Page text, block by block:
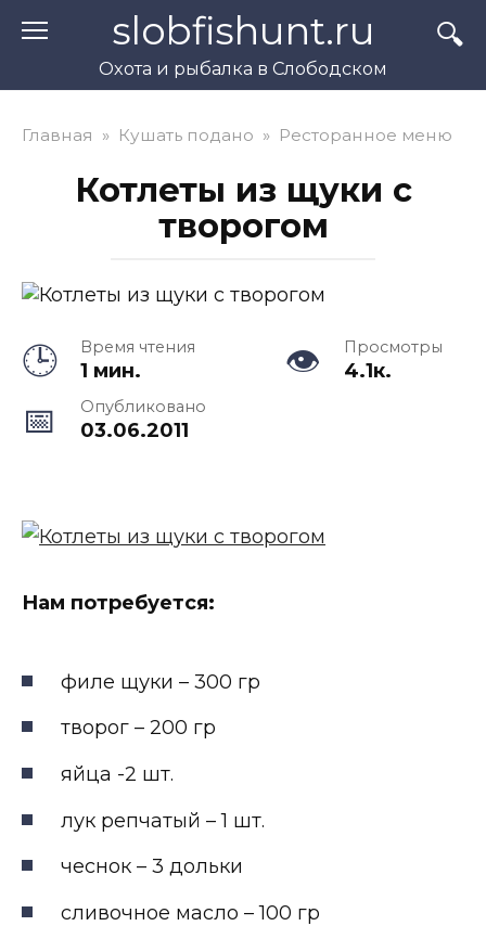
slobfishunt.ru
Охота и рыбалка в Слободском
Главная » Кушать подано » Ресторанное меню
Котлеты из щуки с
творогом
Время чтения
1 мин.
Просмотры
4.1к.
Опубликовано
03.06.2011
Нам потребуется:
филе щуки – 300 гр
творог – 200 гр
яйца -2 шт.
лук репчатый – 1 шт.
чеснок – 3 дольки
сливочное масло – 100 гр